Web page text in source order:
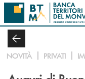
Salta al contenuto principale
NOVITÀ PRIVATI